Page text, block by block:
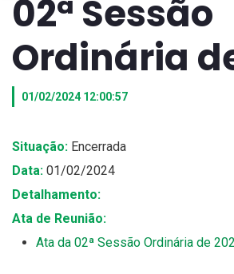
02ª Sessão
Ordinária
01/02/2024 12:00:57
Situação: Encerrada
Data: 01/02/2024
Detalhamento:
Ata de Reunião:
Ata da 02ª Sessão Ordinária de